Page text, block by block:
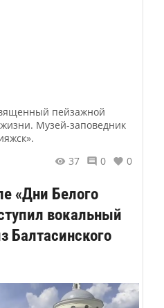
пейзажной
жизни. Музей-заповедник
37
0 0
«Дни Белого
вокальный
Балтасинского